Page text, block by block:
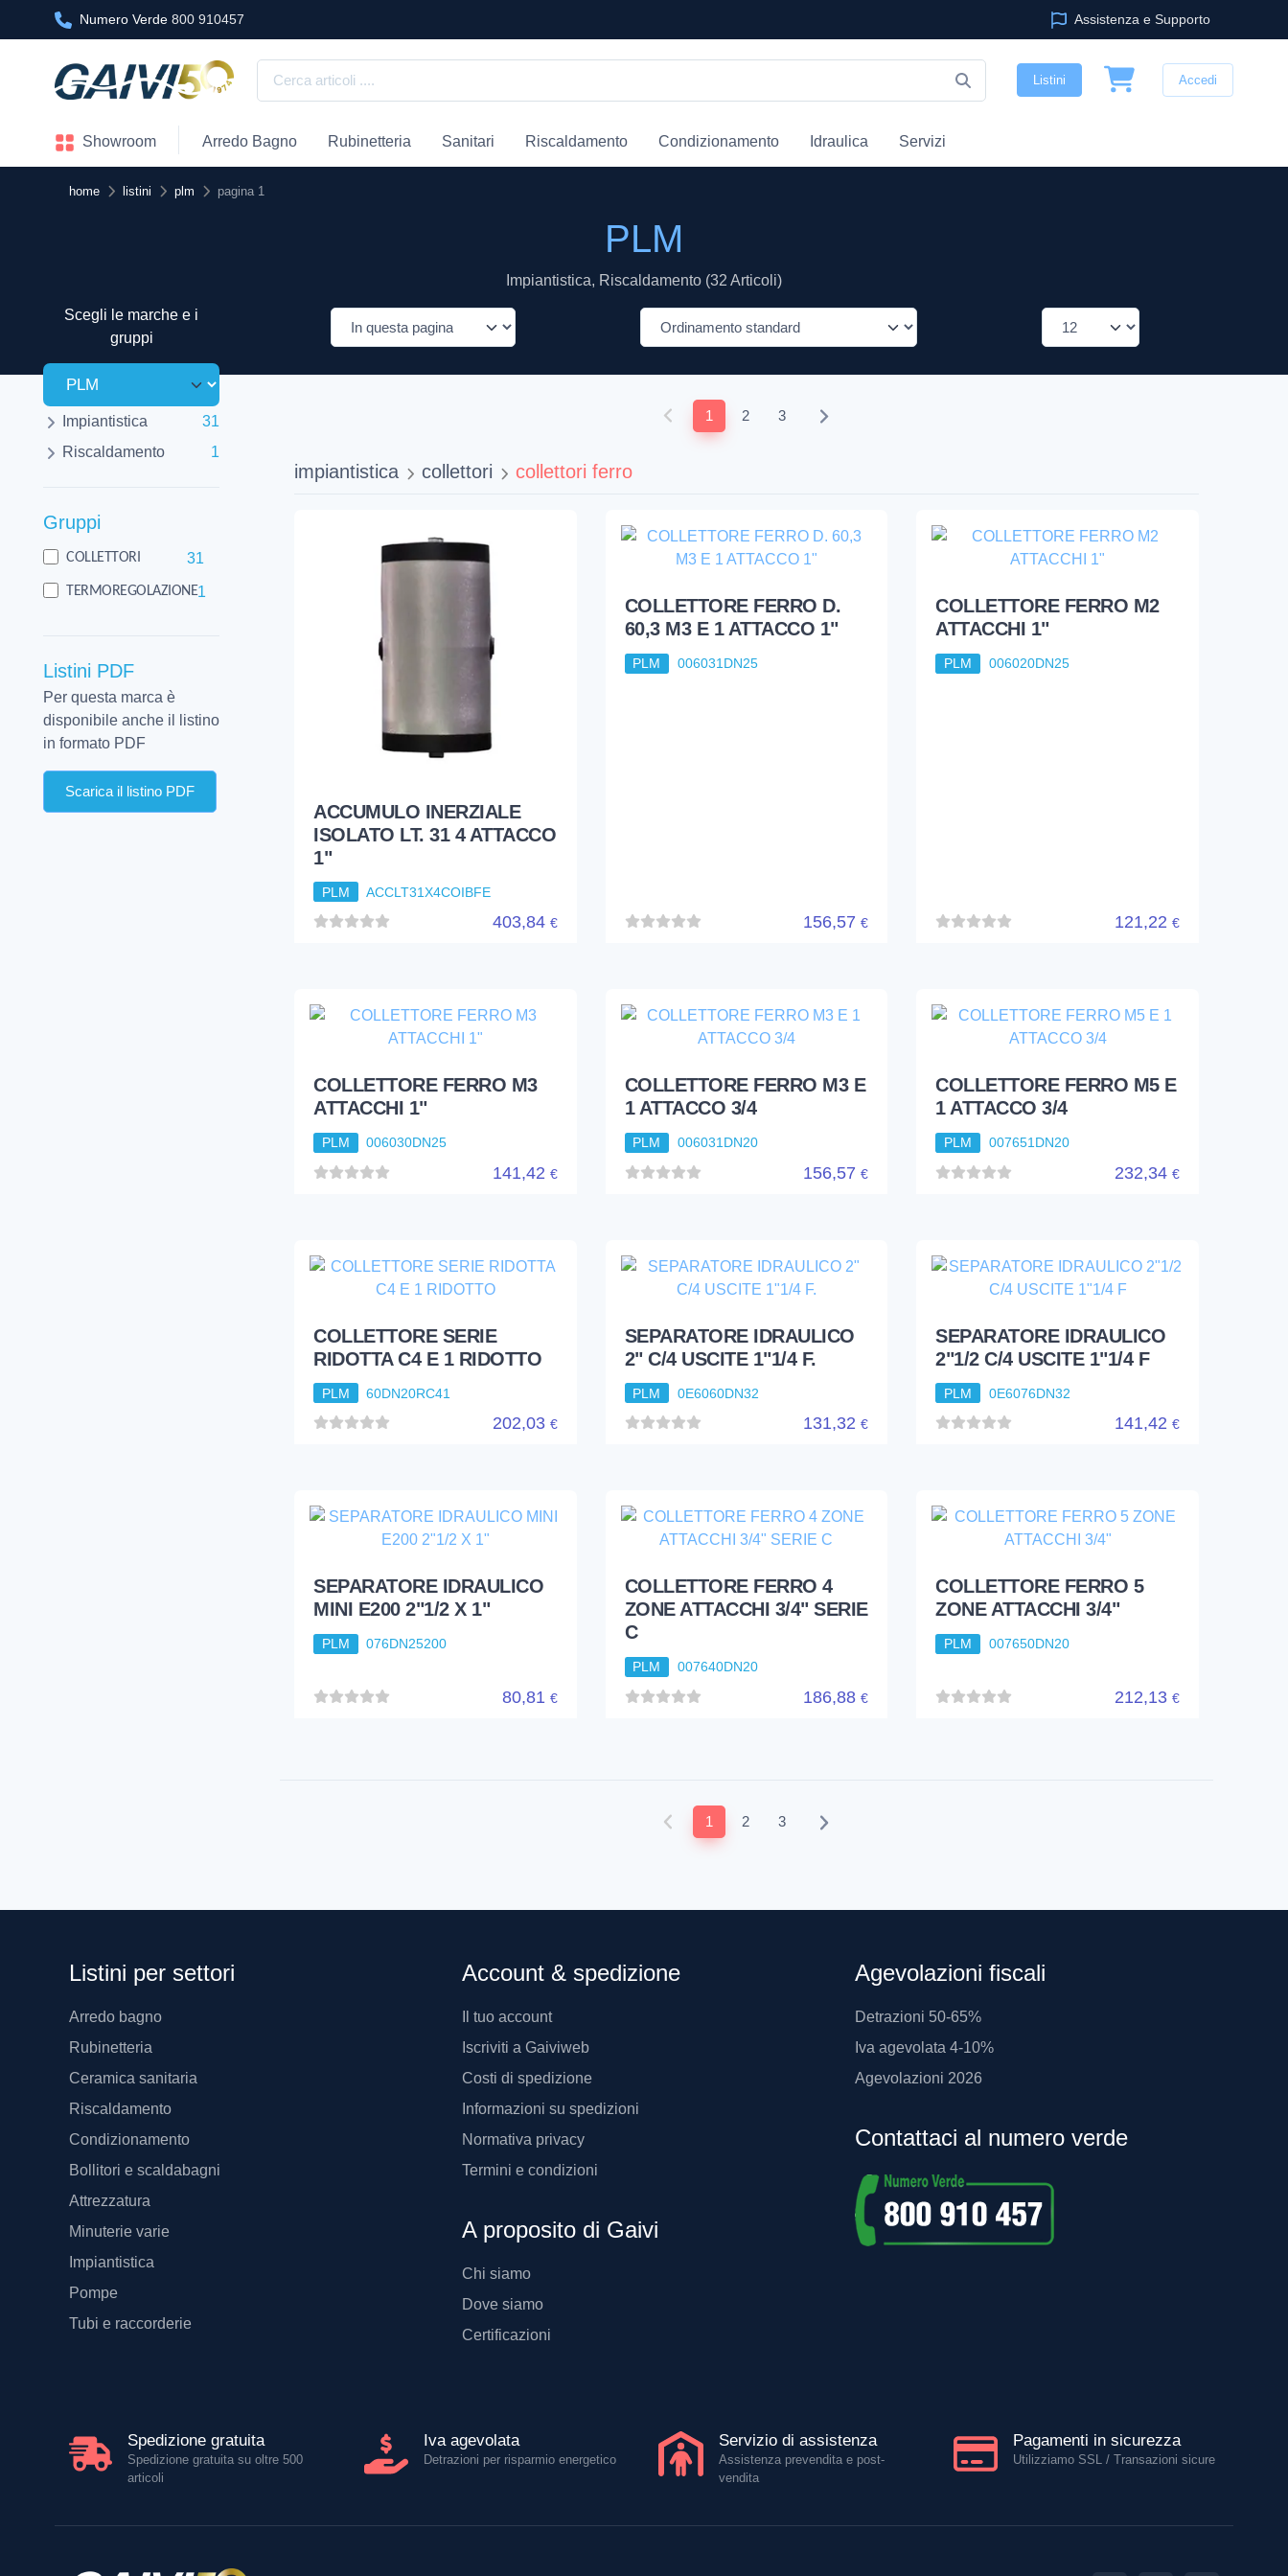
Numero Verde 800 910457 Assistenza e Supporto
Listini Accedi
Showroom Arredo Bagno Rubinetteria Sanitari Riscaldamento Condizionamento Idraulica Servizi
home listini plm pagina 1
PLM
Impiantistica, Riscaldamento (32 Articoli)
Scegli le marche e i
gruppi
Impiantistica
31
Riscaldamento
1
Gruppi
COLLETTORI 31
TERMOREGOLAZIONE1
Listini PDF
Per questa marca è
disponibile anche il listino
in formato PDF
Scarica il listino PDF
1 2 3
impiantistica collettori collettori ferro
ACCUMULO INERZIALE
ISOLATO LT. 31 4 ATTACCO
1"
PLM ACCLT31X4COIBFE
403,84 €
COLLETTORE FERRO D.
60,3 M3 E 1 ATTACCO 1"
PLM 006031DN25
156,57€
COLLETTORE FERRO M2
ATTACCHI 1"
PLM 006020DN25
121,22 €
COLLETTORE FERRO M3
ATTACCHI 1"
PLM 006030DN25
141,42 €
COLLETTORE FERRO M3 E
1 ATTACCO 3/4
PLM 006031DN20
156,57€
COLLETTORE FERRO M5 E
1 ATTACCO 3/4
PLM 007651DN20
232,34 €
COLLETTORE SERIE
RIDOTTA C4 E 1 RIDOTTO
PLM 60DN20RC41
202,03 €
SEPARATORE IDRAULICO
2" C/4 USCITE 1"1/4 F.
PLM 0E6060DN32
131,32€
SEPARATORE IDRAULICO
2"1/2 C/4 USCITE 1"1/4 F
PLM 0E6076DN32
141,42 €
SEPARATORE IDRAULICO
MINI E200 2"1/2 X 1"
PLM 076DN25200
80,81 €
COLLETTORE FERRO 4
ZONE ATTACCHI 3/4" SERIE
C
PLM 007640DN20
186,88€
COLLETTORE FERRO 5
ZONE ATTACCHI 3/4"
PLM 007650DN20
212,13 €
1 2 3
Listini per settori
Arredo bagno
Rubinetteria
Ceramica sanitaria
Riscaldamento
Condizionamento
Bollitori e scaldabagni
Attrezzatura
Minuterie varie
Impiantistica
Pompe
Tubi e raccorderie
Account & spedizione
Il tuo account
Iscriviti a Gaiviweb
Costi di spedizione
Informazioni su spedizioni
Normativa privacy
Termini e condizioni
A proposito di Gaivi
Chi siamo
Dove siamo
Certificazioni
Agevolazioni fiscali
Detrazioni 50-65%
Iva agevolata 4-10%
Agevolazioni 2026
Contattaci al numero verde
Spedizione gratuita
Spedizione gratuita su oltre 500
articoli
Iva agevolata
Detrazioni per risparmio energetico
Servizio di assistenza
Assistenza prevendita e post-
vendita
Pagamenti in sicurezza
Utilizziamo SSL / Transazioni sicure